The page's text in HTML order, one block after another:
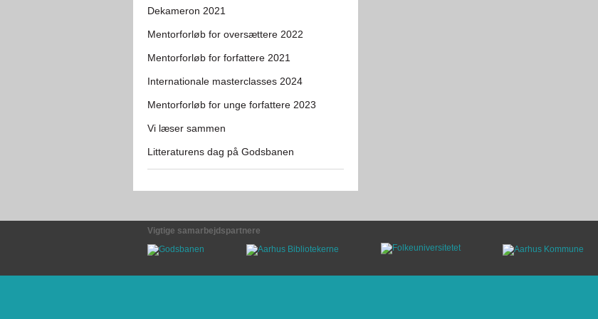
Dekameron 2021
Mentorforløb for oversættere 2022
Mentorforløb for forfattere 2021
Internationale masterclasses 2024
Mentorforløb for unge forfattere 2023
Vi læser sammen
Litteraturens dag på Godsbanen
Vigtige samarbejdspartnere